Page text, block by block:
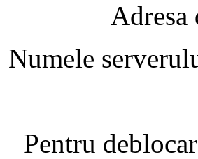
Adresa
Numele
Pentru